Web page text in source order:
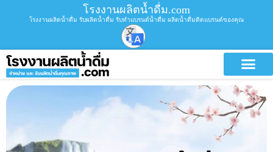
โรงงานผลิตน้ำดื่ม.com
โรงงานผลิตน้ำดื่ม รับผลิตน้ำดื่ม รับทำแบรนด์น้ำดื่ม ผลิตน้ำดื่มติดแบรนด์ของคุณ